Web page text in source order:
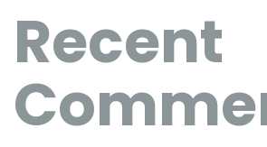
Recent